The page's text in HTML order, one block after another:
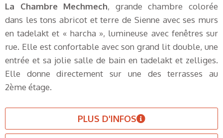
La Chambre Mechmech, grande chambre colorée
dans les tons abricot et terre de Sienne avec ses murs
en tadelakt et « harcha », lumineuse avec fenêtres sur
rue. Elle est confortable avec son grand lit double, une
entrée et sa jolie salle de bain en tadelakt et zelliges.
Elle donne directement sur une des terrasses au
2ème étage.
PLUS D'INFOS